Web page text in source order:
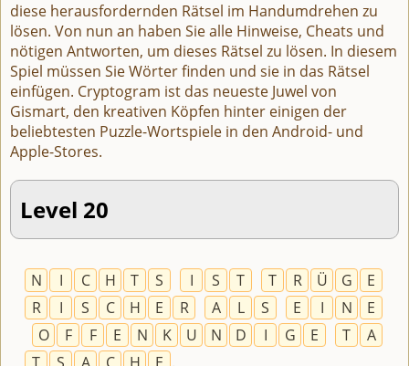
diese herausfordernden Rätsel im Handumdrehen zu
lösen. Von nun an haben Sie alle Hinweise, Cheats und
nötigen Antworten, um dieses Rätsel zu lösen. In diesem
Spiel müssen Sie Wörter finden und sie in das Rätsel
einfügen. Cryptogram ist das neueste Juwel von
Gismart, den kreativen Köpfen hinter einigen der
beliebtesten Puzzle-Wortspiele in den Android- und
Apple-Stores.
Level 20
N I C H T S I S T T R Ü G
E
R
I S C H E R A L S E I N
E
O
F F E N K U N D I G E T
A